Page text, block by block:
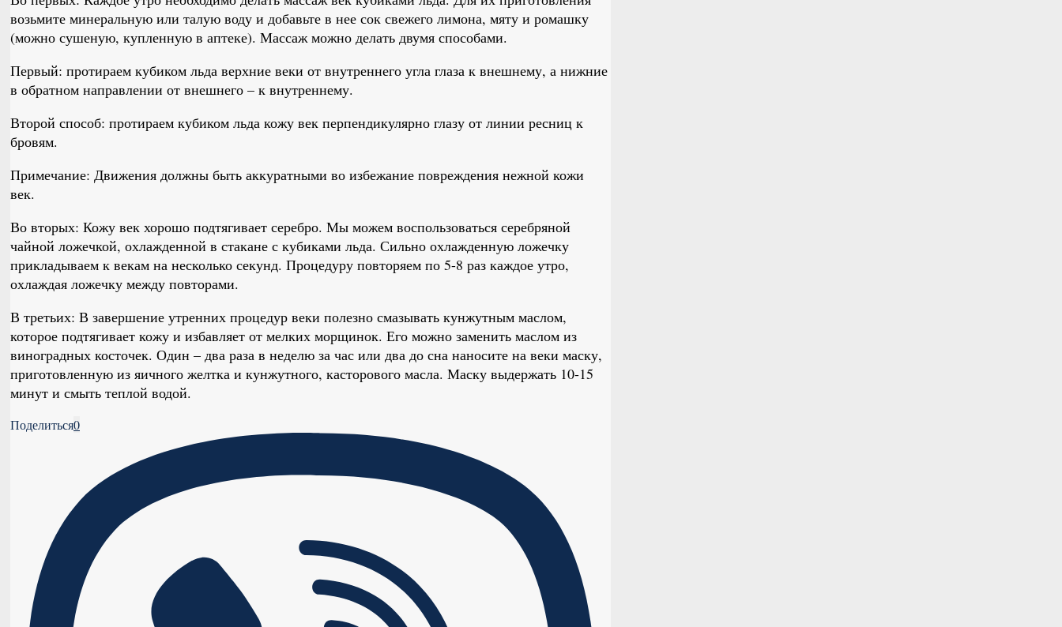
возьмите минеральную или талую воду и добавьте в нее сок свежего лимона, мяту и ромашку
(можно сушеную, купленную в аптеке). Массаж можно делать двумя способами.
Первый: протираем кубиком льда верхние веки от внутреннего угла глаза к внешнему, а нижние
в обратном направлении от внешнего – к внутреннему.
Второй способ: протираем кубиком льда кожу век перпендикулярно глазу от линии ресниц к
бровям.
Примечание: Движения должны быть аккуратными во избежание повреждения нежной кожи
век.
Во вторых: Кожу век хорошо подтягивает серебро. Мы можем воспользоваться серебряной
чайной ложечкой, охлажденной в стакане с кубиками льда. Сильно охлажденную ложечку
прикладываем к векам на несколько секунд. Процедуру повторяем по 5-8 раз каждое утро,
охлаждая ложечку между повторами.
В третьих: В завершение утренних процедур веки полезно смазывать кунжутным маслом,
которое подтягивает кожу и избавляет от мелких морщинок. Его можно заменить маслом из
виноградных косточек. Один – два раза в неделю за час или два до сна наносите на веки маску,
приготовленную из яичного желтка и кунжутного, касторового масла. Маску выдержать 10-15
минут и смыть теплой водой.
Поделиться0